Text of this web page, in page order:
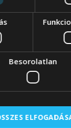
műbőr
kiegészítők,
és válltáskaként
akik a
Besorolatlan